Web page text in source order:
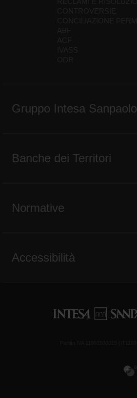
Gruppo Intesa Sanpaolo
Banche dei Territori
Normative
Accessibilità